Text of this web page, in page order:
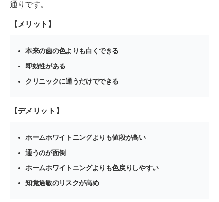
通りです。
【メリット】
本来の歯の色よりも白くできる
即効性がある
クリニックに通うだけでできる
【デメリット】
ホームホワイトニングよりも値段が高い
通うのが面倒
ホームホワイトニングよりも色戻りしやすい
知覚過敏のリスクが高め